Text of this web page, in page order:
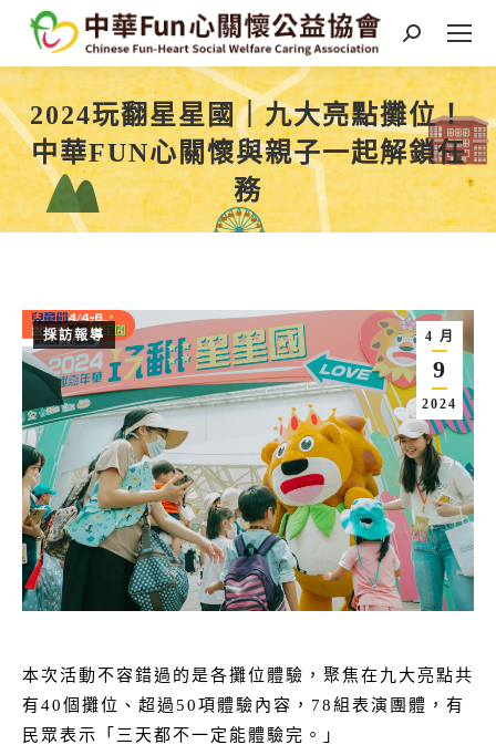
Search:
2024玩翻星星國｜九大亮點攤位！
中華FUN心關懷與親子一起解鎖任
務
You are here:
4 月
9
2024
採訪報導
本次活動不容錯過的是各攤位體驗，聚焦在九大亮點共
有40個攤位、超過50項體驗內容，78組表演團體，有
民眾表示「三天都不一定能體驗完。」